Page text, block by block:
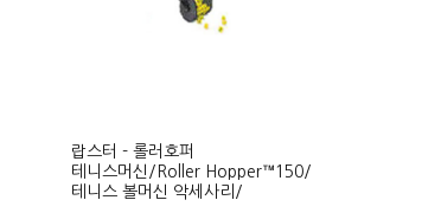
랍스터 - 롤러호퍼
테니스머신/Roller Hopper™150/
테니스 볼머신 악세사리/